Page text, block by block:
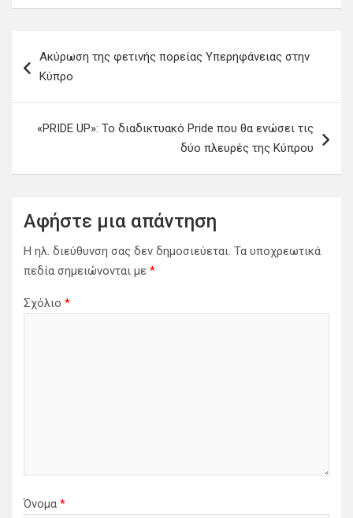
η
Aκύρωση της φετινής πορείας Υπερηφάνειας στην
Κύπρο
«PRIDE UP»: Το διαδικτυακό Pride που θα ενώσει τις
δύο πλευρές της Κύπρου
Αφήστε μια απάντηση
Η ηλ. διεύθυνση σας δεν δημοσιεύεται. Τα υποχρεωτικά
πεδία σημειώνονται με *
Σχόλιο *
Όνομα *